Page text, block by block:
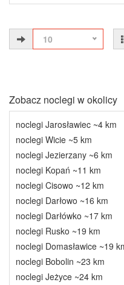
10
Zobacz noclegi w okolicy
noclegi Jarosławiec ~4 km
noclegi Wicie ~5 km
noclegi Jezierzany ~6 km
noclegi Kopań ~11 km
noclegi Cisowo ~12 km
noclegi Darłowo ~16 km
noclegi Darłówko ~17 km
noclegi Rusko ~19 km
noclegi Domasławice ~19
noclegi Bobolin ~23 km
noclegi Jeżyce ~24 km